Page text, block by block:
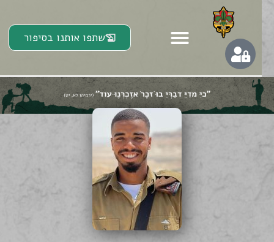
שתפו אותנו בסיפור